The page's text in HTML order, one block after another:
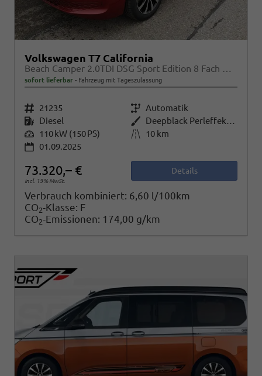
Volkswagen T7 California
Beach Camper 2.0TDI DSG Sport Edition 8 Fach GV5 High+
sofort lieferbar Fahrzeug mit Tageszulassung
Fahrzeugnr. 21235 Getriebe Automatik
Kraftstoff Diesel Außenfarbe
Deepblack Perleffekt/Fortanarot Metallic
Leistung 110 kW (150 PS) Kilometerstand
10 km
01.09.2025
73.320,– €
incl. 19% MwSt.
Details
Verbrauch kombiniert: 6,60 l/100km
CO2-Klasse: F
CO2-Emissionen: 174,00 g/km